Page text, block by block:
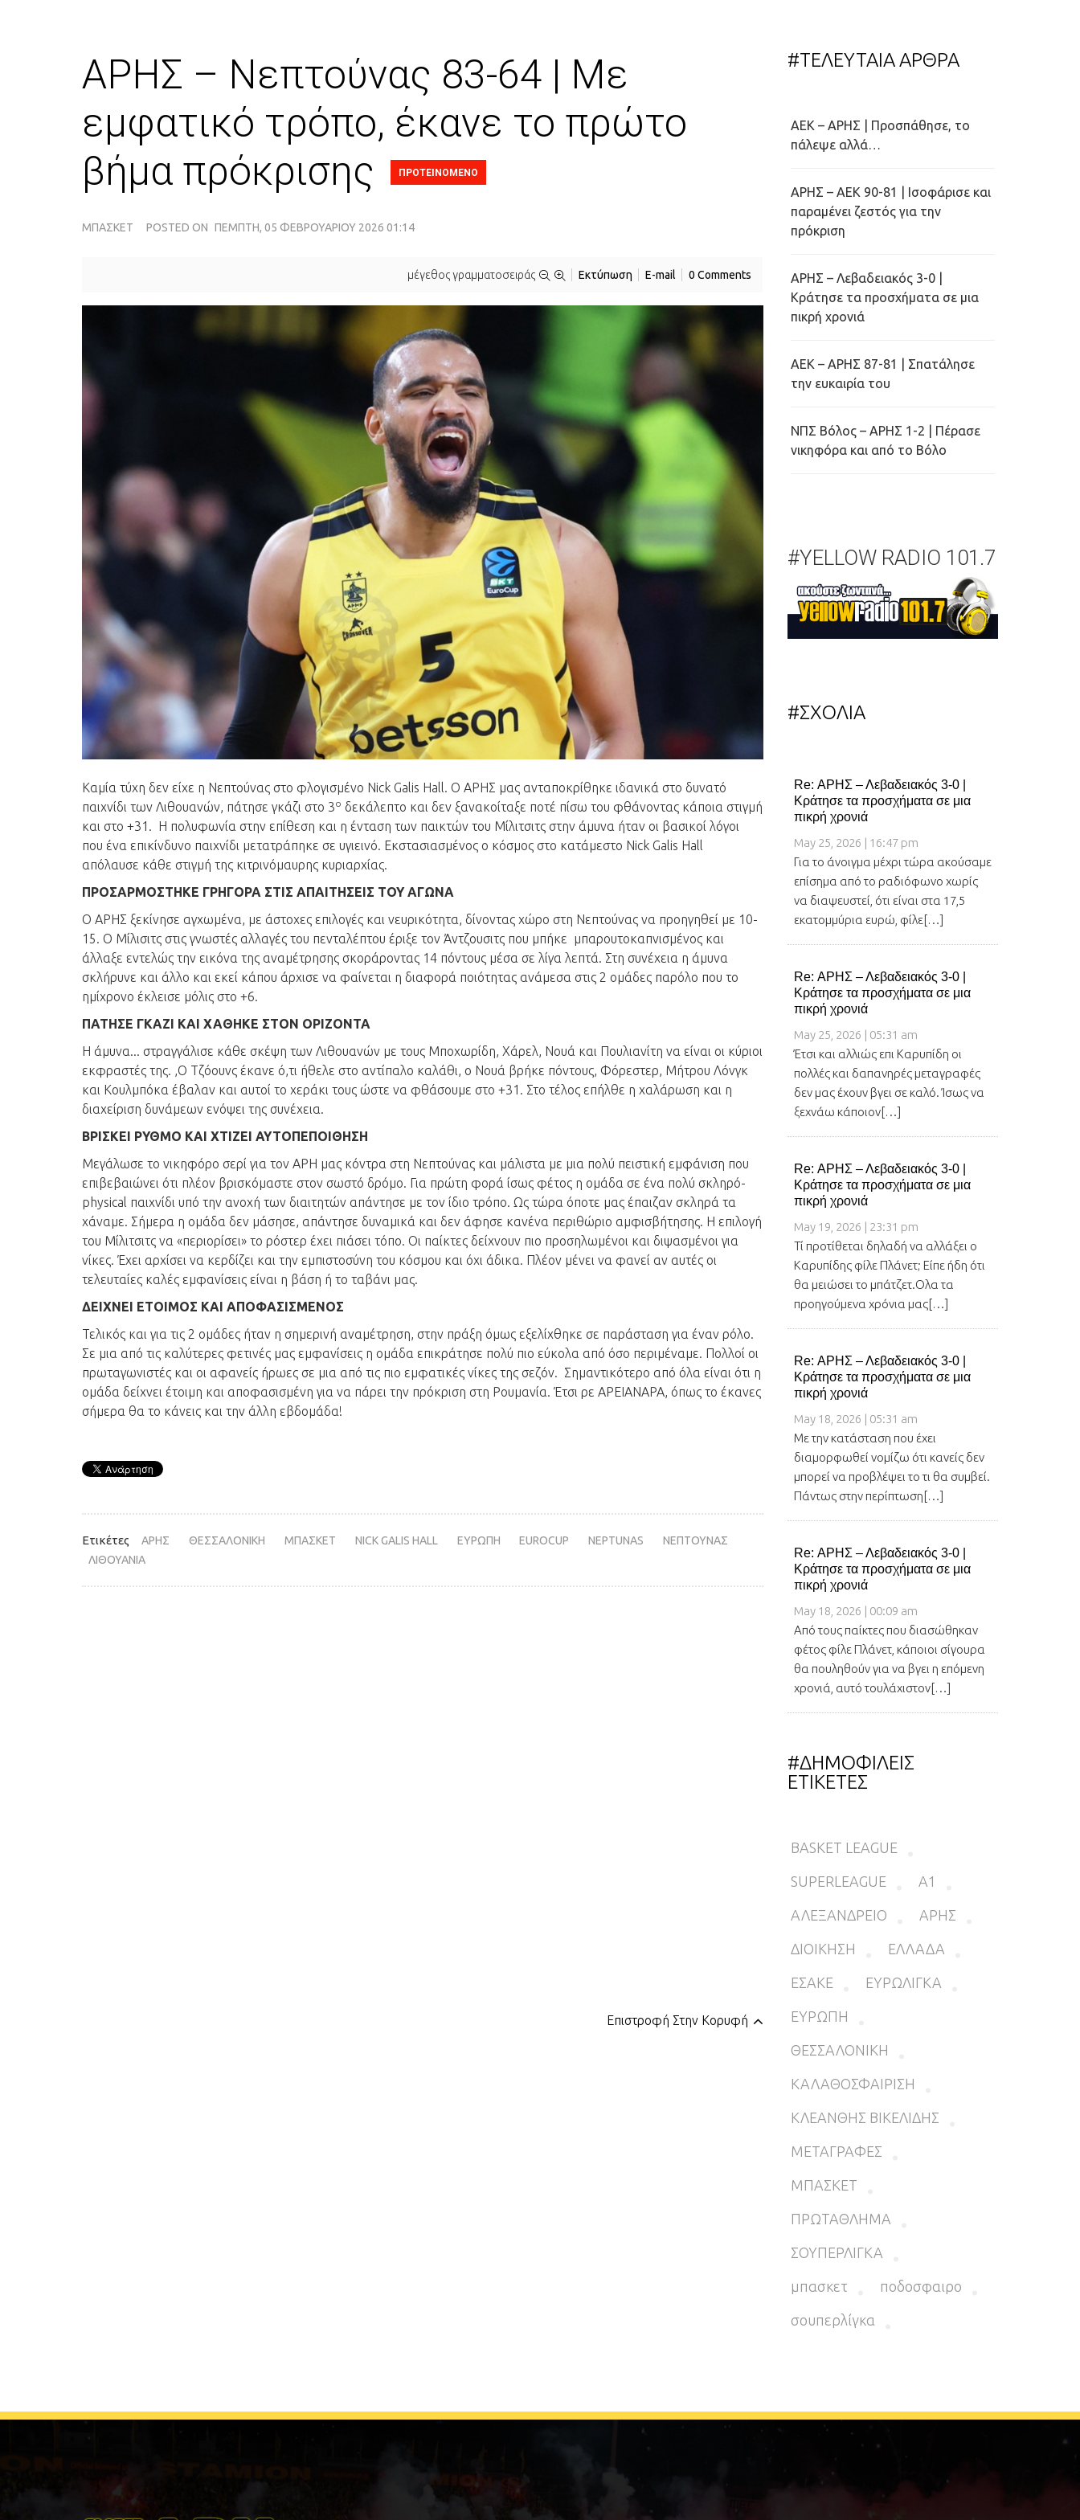
ΑΡΗΣ – Νεπτούνας 83-64 | Με
εμφατικό τρόπο, έκανε το πρώτο
βήμα πρόκρισης
ΠΡΟΤΕΙΝΟΜΕΝΟ
ΜΠΆΣΚΕΤ POSTED ON ΠΈΜΠΤΗ, 05 ΦΕΒΡΟΥΑΡΊΟΥ 2026 01:14
μέγεθος γραμματοσειράς Εκτύπωση E-mail 0 Comments
Καμία τύχη δεν είχε η Νεπτούνας στο φλογισμένο Nick Galis Hall. Ο ΑΡΗΣ μας ανταποκρίθηκε ιδανικά στο δυνατό
παιχνίδι των Λιθουανών, πάτησε γκάζι στο 3ο δεκάλεπτο και δεν ξανακοίταξε ποτέ πίσω του φθάνοντας κάποια στιγμή
και στο +31. Η πολυφωνία στην επίθεση και η ένταση των παικτών του Μίλιτσιτς στην άμυνα ήταν οι βασικοί λόγοι
που ένα επικίνδυνο παιχνίδι μετατράπηκε σε υγιεινό. Εκστασιασμένος ο κόσμος στο κατάμεστο Nick Galis Hall
απόλαυσε κάθε στιγμή της κιτρινόμαυρης κυριαρχίας.
ΠΡΟΣΑΡΜΟΣΤΗΚΕ ΓΡΗΓΟΡΑ ΣΤΙΣ ΑΠΑΙΤΗΣΕΙΣ ΤΟΥ ΑΓΩΝΑ
Ο ΑΡΗΣ ξεκίνησε αγχωμένα, με άστοχες επιλογές και νευρικότητα, δίνοντας χώρο στη Νεπτούνας να προηγηθεί με 10-
15. Ο Μίλισιτς στις γνωστές αλλαγές του πενταλέπτου έριξε τον Άντζουσιτς που μπήκε μπαρουτοκαπνισμένος και
άλλαξε εντελώς την εικόνα της αναμέτρησης σκοράροντας 14 πόντους μέσα σε λίγα λεπτά. Στη συνέχεια η άμυνα
σκλήρυνε και άλλο και εκεί κάπου άρχισε να φαίνεται η διαφορά ποιότητας ανάμεσα στις 2 ομάδες παρόλο που το
ημίχρονο έκλεισε μόλις στο +6.
ΠΑΤΗΣΕ ΓΚΑΖΙ ΚΑΙ ΧΑΘΗΚΕ ΣΤΟΝ ΟΡΙΖΟΝΤΑ
Η άμυνα... στραγγάλισε κάθε σκέψη των Λιθουανών με τους Μποχωρίδη, Χάρελ, Νουά και Πουλιανίτη να είναι οι κύριοι
εκφραστές της. ,Ο Τζόουνς έκανε ό,τι ήθελε στο αντίπαλο καλάθι, ο Νουά βρήκε πόντους, Φόρεστερ, Μήτρου Λόνγκ
και Κουλμπόκα έβαλαν και αυτοί το χεράκι τους ώστε να φθάσουμε στο +31. Στο τέλος επήλθε η χαλάρωση και η
διαχείριση δυνάμεων ενόψει της συνέχεια.
ΒΡΙΣΚΕΙ ΡΥΘΜΟ ΚΑΙ ΧΤΙΖΕΙ ΑΥΤΟΠΕΠΟΙΘΗΣΗ
Μεγάλωσε το νικηφόρο σερί για τον ΑΡΗ μας κόντρα στη Νεπτούνας και μάλιστα με μια πολύ πειστική εμφάνιση που
επιβεβαιώνει ότι πλέον βρισκόμαστε στον σωστό δρόμο. Για πρώτη φορά ίσως φέτος η ομάδα σε ένα πολύ σκληρό-
physical παιχνίδι υπό την ανοχή των διαιτητών απάντησε με τον ίδιο τρόπο. Ως τώρα όποτε μας έπαιζαν σκληρά τα
χάναμε. Σήμερα η ομάδα δεν μάσησε, απάντησε δυναμικά και δεν άφησε κανένα περιθώριο αμφισβήτησης. Η επιλογή
του Μίλιτσιτς να «περιορίσει» το ρόστερ έχει πιάσει τόπο. Οι παίκτες δείχνουν πιο προσηλωμένοι και διψασμένοι για
νίκες. Έχει αρχίσει να κερδίζει και την εμπιστοσύνη του κόσμου και όχι άδικα. Πλέον μένει να φανεί αν αυτές οι
τελευταίες καλές εμφανίσεις είναι η βάση ή το ταβάνι μας.
ΔΕΙΧΝΕΙ ΕΤΟΙΜΟΣ ΚΑΙ ΑΠΟΦΑΣΙΣΜΕΝΟΣ
Τελικός και για τις 2 ομάδες ήταν η σημερινή αναμέτρηση, στην πράξη όμως εξελίχθηκε σε παράσταση για έναν ρόλο.
Σε μια από τις καλύτερες φετινές μας εμφανίσεις η ομάδα επικράτησε πολύ πιο εύκολα από όσο περιμέναμε. Πολλοί οι
πρωταγωνιστές και οι αφανείς ήρωες σε μια από τις πιο εμφατικές νίκες της σεζόν. Σημαντικότερο από όλα είναι ότι η
ομάδα δείχνει έτοιμη και αποφασισμένη για να πάρει την πρόκριση στη Ρουμανία. Έτσι ρε ΑΡΕΙΑΝΑΡΑ, όπως το έκανες
σήμερα θα το κάνεις και την άλλη εβδομάδα!
Ετικέτες ΑΡΗΣ ΘΕΣΣΑΛΟΝΙΚΗ ΜΠΑΣΚΕΤ NICK GALIS HALL ΕΥΡΩΠΗ EUROCUP NEPTUNAS
ΝΕΠΤΟΥΝΑΣ
ΛΙΘΟΥΑΝΙΑ
Επιστροφή Στην Κορυφή
#ΤΕΛΕΥΤΑΙΑ ΑΡΘΡΑ
ΑΕΚ – ΑΡΗΣ | Προσπάθησε, το
πάλεψε αλλά…
ΑΡΗΣ – ΑΕΚ 90-81 | Ισοφάρισε και
παραμένει ζεστός για την
πρόκριση
ΑΡΗΣ – Λεβαδειακός 3-0 |
Κράτησε τα προσχήματα σε μια
πικρή χρονιά
ΑΕΚ – ΑΡΗΣ 87-81 | Σπατάλησε
την ευκαιρία του
ΝΠΣ Βόλος – ΑΡΗΣ 1-2 | Πέρασε
νικηφόρα και από το Βόλο
#YELLOW RADIO 101.7
#ΣΧΟΛΙΑ
Re: ΑΡΗΣ – Λεβαδειακός 3-0 |
Κράτησε τα προσχήματα σε μια
πικρή χρονιά
May 25, 2026 | 16:47 pm
Για το άνοιγμα μέχρι τώρα ακούσαμε
επίσημα από το ραδιόφωνο χωρίς
να διαψευστεί, ότι είναι στα 17,5
εκατομμύρια ευρώ, φίλε[…]
Re: ΑΡΗΣ – Λεβαδειακός 3-0 |
Κράτησε τα προσχήματα σε μια
πικρή χρονιά
May 25, 2026 | 05:31 am
Έτσι και αλλιώς επι Καρυπίδη οι
πολλές και δαπανηρές μεταγραφές
δεν μας έχουν βγει σε καλό. Ίσως να
ξεχνάω κάποιον[…]
Re: ΑΡΗΣ – Λεβαδειακός 3-0 |
Κράτησε τα προσχήματα σε μια
πικρή χρονιά
May 19, 2026 | 23:31 pm
Τί προτίθεται δηλαδή να αλλάξει ο
Καρυπίδης φίλε Πλάνετ; Είπε ήδη ότι
θα μειώσει το μπάτζετ.Ολα τα
προηγούμενα χρόνια μας[…]
Re: ΑΡΗΣ – Λεβαδειακός 3-0 |
Κράτησε τα προσχήματα σε μια
πικρή χρονιά
May 18, 2026 | 05:31 am
Με την κατάσταση που έχει
διαμορφωθεί νομίζω ότι κανείς δεν
μπορεί να προβλέψει το τι θα συμβεί.
Πάντως στην περίπτωση[…]
Re: ΑΡΗΣ – Λεβαδειακός 3-0 |
Κράτησε τα προσχήματα σε μια
πικρή χρονιά
May 18, 2026 | 00:09 am
Από τους παίκτες που διασώθηκαν
φέτος φίλε Πλάνετ, κάποιοι σίγουρα
θα πουληθούν για να βγει η επόμενη
χρονιά, αυτό τουλάχιστον[…]
#ΔΗΜΟΦΙΛΕΙΣ
ΕΤΙΚΕΤΕΣ
BASKET LEAGUE
SUPERLEAGUE Α1
ΑΛΕΞΑΝΔΡΕΙΟ ΑΡΗΣ
ΔΙΟΙΚΗΣΗ ΕΛΛΑΔΑ
ΕΣΑΚΕ ΕΥΡΩΛΙΓΚΑ
ΕΥΡΩΠΗ
ΘΕΣΣΑΛΟΝΙΚΗ
ΚΑΛΑΘΟΣΦΑΙΡΙΣΗ
ΚΛΕΑΝΘΗΣ ΒΙΚΕΛΙΔΗΣ
ΜΕΤΑΓΡΑΦΕΣ
ΜΠΑΣΚΕΤ
ΠΡΩΤΑΘΛΗΜΑ
ΣΟΥΠΕΡΛΙΓΚΑ
μπασκετ ποδοσφαιρο
σουπερλίγκα